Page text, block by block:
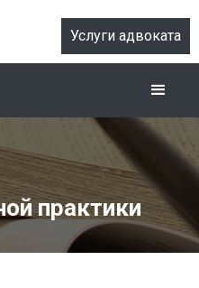
Услуги адвоката
практики